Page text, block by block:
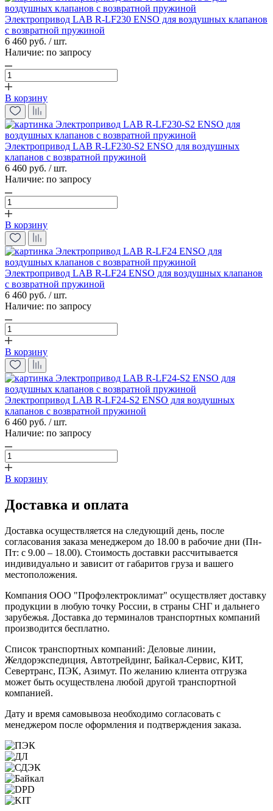
Электропривод LAB R-LF230 ENSO для воздушных клапанов
с возвратной пружиной
6 460 руб. / шт.
Наличие: по запросу
В корзину
Электропривод LAB R-LF230-S2 ENSO для воздушных
клапанов с возвратной пружиной
6 460 руб. / шт.
Наличие: по запросу
В корзину
Электропривод LAB R-LF24 ENSO для воздушных клапанов
с возвратной пружиной
6 460 руб. / шт.
Наличие: по запросу
В корзину
Электропривод LAB R-LF24-S2 ENSO для воздушных
клапанов с возвратной пружиной
6 460 руб. / шт.
Наличие: по запросу
В корзину
Доставка и оплата
Доставка осуществляется на следующий день, после
согласования заказа менеджером до 18.00 в рабочие дни (Пн-
Пт: с 9.00 – 18.00). Стоимость доставки рассчитывается
индивидуально и зависит от габаритов груза и вашего
местоположения.
Компания ООО "Профэлектроклимат" осуществляет доставку
продукции в любую точку России, в страны СНГ и дальнего
зарубежья. Доставка до терминалов транспортных компаний
производится бесплатно.
Список транспортных компаний: Деловые линии,
Желдорэкспедиция, Автотрейдинг, Байкал-Сервис, КИТ,
Севертранс, ПЭК, Азимут. По желанию клиента отгрузка
может быть осуществлена любой другой транспортной
компанией.
Дату и время самовывоза необходимо согласовать с
менеджером после оформления и подтверждения заказа.